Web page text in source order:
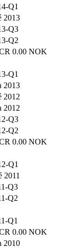
Q1
2013
Q3
Q2
0.00 NOK
Q1
2013
2012
2012
Q3
Q2
0.00 NOK
Q1
2011
Q3
Q2
Q1
0.00 NOK
2010